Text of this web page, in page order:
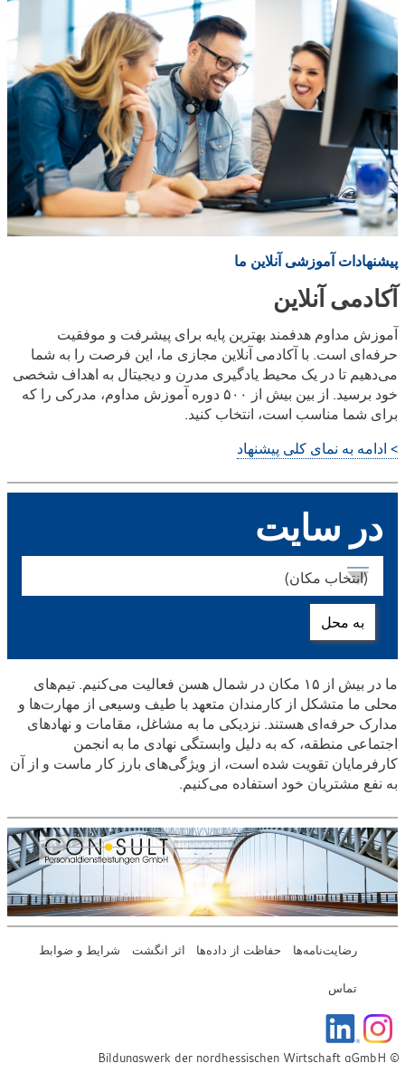
پیشنهادات آموزشی آنلاین ما
آکادمی آنلاین
آموزش مداوم هدفمند بهترین پایه برای پیشرفت و موفقیت
حرفه‌ای است. با آکادمی آنلاین مجازی ما، این فرصت را به شما
می‌دهیم تا در یک محیط یادگیری مدرن و دیجیتال به اهداف شخصی
خود برسید. از بین بیش از ۵۰۰ دوره آموزش مداوم، مدرکی را که
برای شما مناسب است، انتخاب کنید.
> ادامه به نمای کلی پیشنهاد
در سایت
مکان
به محل
ما در بیش از ۱۵ مکان در شمال هسن فعالیت می‌کنیم. تیم‌های
محلی ما متشکل از کارمندان متعهد با طیف وسیعی از مهارت‌ها و
مدارک حرفه‌ای هستند. نزدیکی ما به مشاغل، مقامات و نهادهای
اجتماعی منطقه، که به دلیل وابستگی نهادی ما به انجمن
کارفرمایان تقویت شده است، از ویژگی‌های بارز کار ماست و از آن
به نفع مشتریان خود استفاده می‌کنیم.
رضایت‌نامه‌ها حفاظت از داده‌ها اثر انگشت شرایط و ضوابط
تماس
© Bildungswerk der nordhessischen Wirtschaft gGmbH